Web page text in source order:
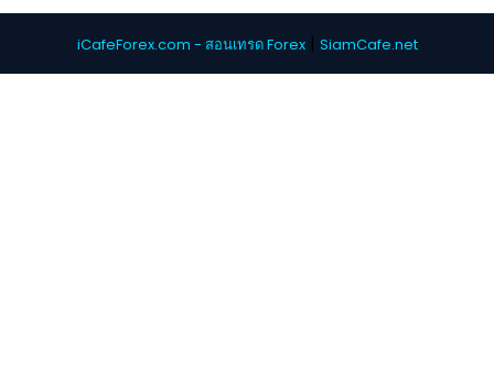
iCafeForex.com - สอนเทรด Forex| SiamCafe.net